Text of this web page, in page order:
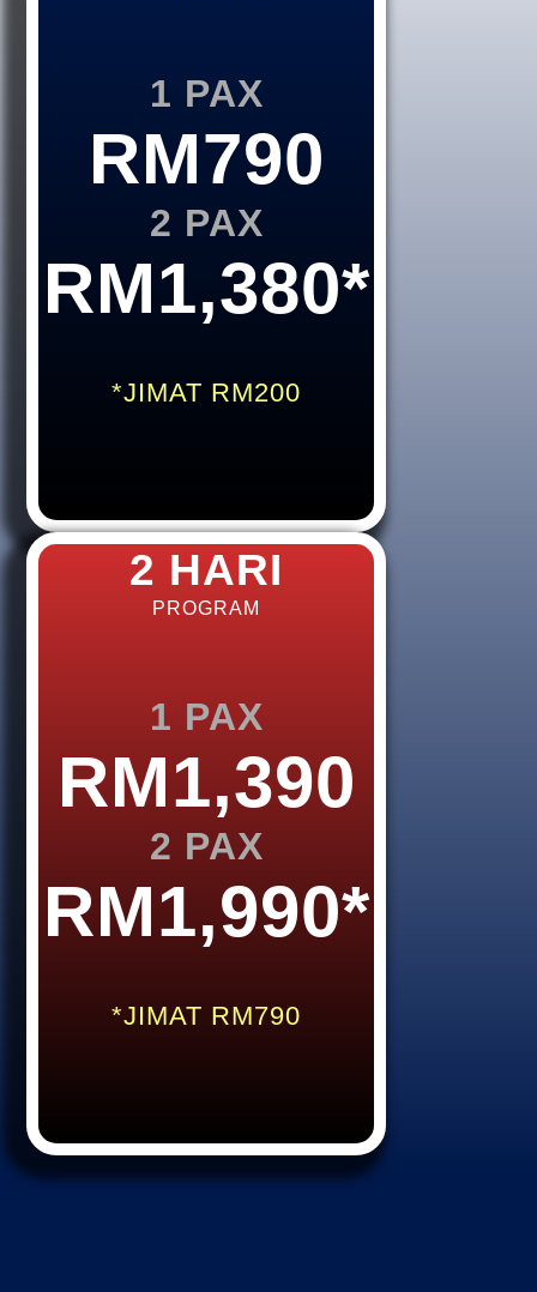
1 PAX
RM790
2 PAX
RM1,380*
*JIMAT RM200
2 HARI
PROGRAM
1 PAX
RM1,390
2 PAX
RM1,990*
*JIMAT RM790